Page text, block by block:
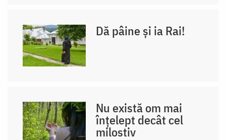
Dă pâine și ia Rai!
Nu există om mai
înțelept decât cel
milostiv